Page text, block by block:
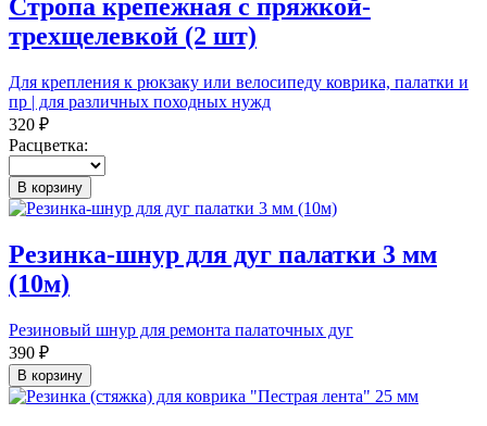
Стропа крепежная с пряжкой-
трехщелевкой (2 шт)
Для крепления к рюкзаку или велосипеду коврика, палатки и
пр | для различных походных нужд
320 ₽
Расцветка:
В корзину
Резинка-шнур для дуг палатки 3 мм
(10м)
Резиновый шнур для ремонта палаточных дуг
390 ₽
В корзину